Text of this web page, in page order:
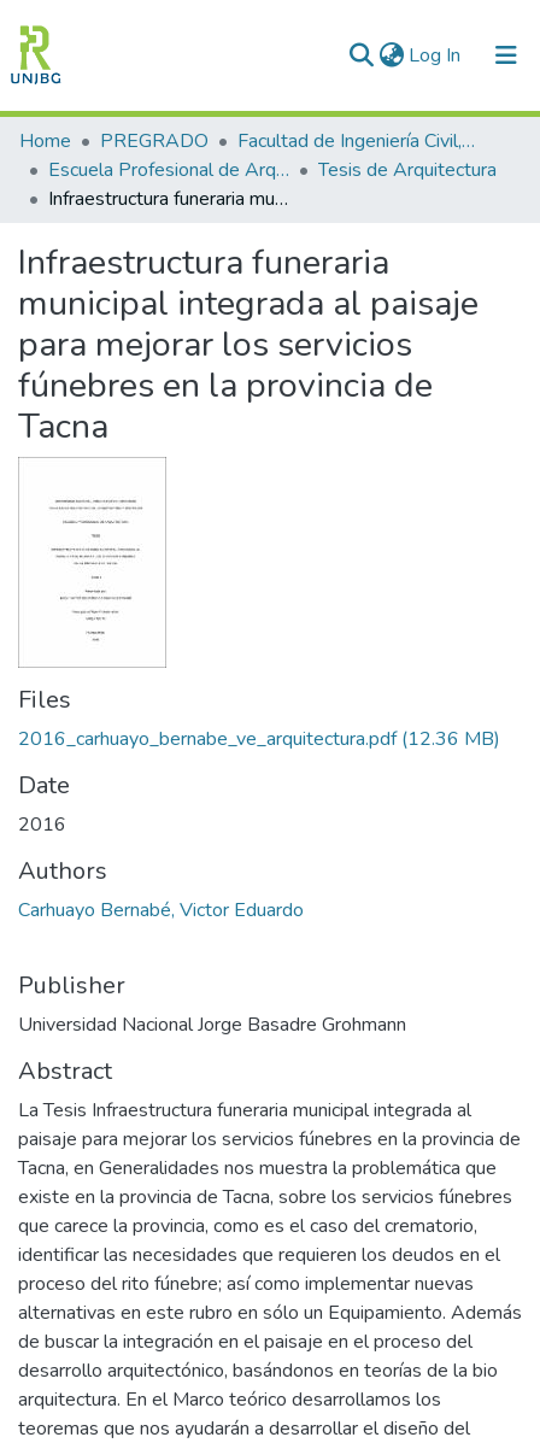
Log In (current)
Communities & Collections
All of DSpace
Enviar tesis
Home PREGRADO
Facultad de Ingeniería Civil, Arquitectura y Geotecnia
Escuela Profesional de Arquitectura
Tesis de Arquitectura
Infraestructura funeraria municipal integrada al paisaje para mejorar los servicios fúnebres en la provincia de Tacna
Infraestructura funeraria
municipal integrada al paisaje
para mejorar los servicios
fúnebres en la provincia de
Tacna
Files
2016_carhuayo_bernabe_ve_arquitectura.pdf(12.36 MB)
Date
2016
Authors
Carhuayo Bernabé, Victor Eduardo
Publisher
Universidad Nacional Jorge Basadre Grohmann
Abstract
La Tesis Infraestructura funeraria municipal integrada al
paisaje para mejorar los servicios fúnebres en la provincia de
Tacna, en Generalidades nos muestra la problemática que
existe en la provincia de Tacna, sobre los servicios fúnebres
que carece la provincia, como es el caso del crematorio,
identificar las necesidades que requieren los deudos en el
proceso del rito fúnebre; así como implementar nuevas
alternativas en este rubro en sólo un Equipamiento. Además
de buscar la integración en el paisaje en el proceso del
desarrollo arquitectónico, basándonos en teorías de la bio
arquitectura. En el Marco teórico desarrollamos los
teoremas que nos ayudarán a desarrollar el diseño del